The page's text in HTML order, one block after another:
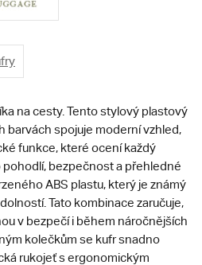
na cesty. Tento stylový plastový
barvách spojuje moderní vzhled,
funkce, které ocení každý
bezpečnost a přehledné
ABS plastu, který je známý
Tato kombinace zaručuje,
v bezpečí i během náročnějších
kolečkům se kufr snadno
rukojeť s ergonomickým